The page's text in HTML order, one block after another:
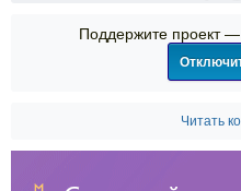
Поддержите проект
Читать